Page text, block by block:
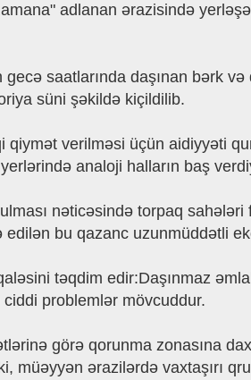
adlanan ərazisində
saatlarında daşınan bərk
süni şəkildə kiçildilib.
qiymət verilməsi üçün aidiyyəti
analoji halların baş
nəticəsində torpaq
edilən bu qazanc uzunmüddətli
təqdim edir:Daşınmaz
problemlər mövcuddur.
görə qorunma zonasına
ərazilərdə vaxtaşırı